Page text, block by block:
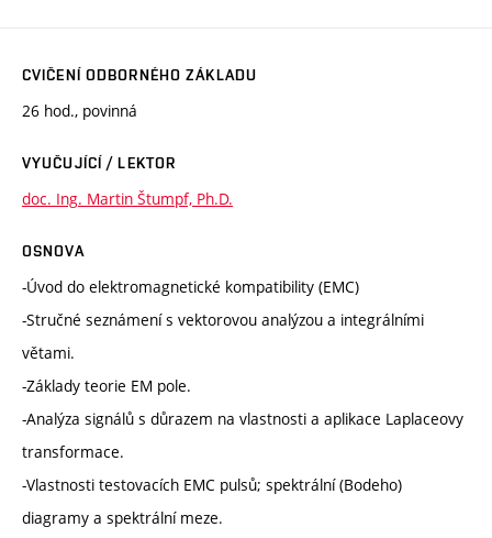
CVIČENÍ ODBORNÉHO ZÁKLADU
26 hod., povinná
VYUČUJÍCÍ / LEKTOR
doc. Ing. Martin Štumpf, Ph.D.
OSNOVA
-Úvod do elektromagnetické kompatibility (EMC)
-Stručné seznámení s vektorovou analýzou a integrálními
větami.
-Základy teorie EM pole.
-Analýza signálů s důrazem na vlastnosti a aplikace Laplaceovy
transformace.
-Vlastnosti testovacích EMC pulsů; spektrální (Bodeho)
diagramy a spektrální meze.